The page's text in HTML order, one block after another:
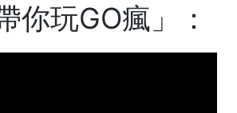
你玩GO瘋」：